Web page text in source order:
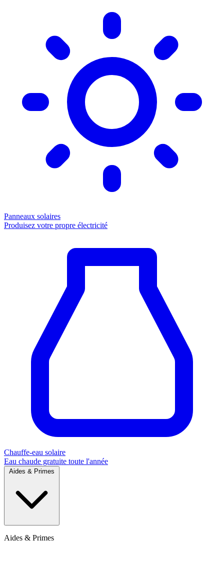
Panneaux solaires
Produisez votre propre électricité
Chauffe-eau solaire
Eau chaude gratuite toute l'année
Aides & Primes